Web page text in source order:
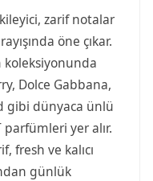
zarif notalar
öne çıkar.
koleksiyonunda
Dolce Gabbana,
gibi dünyaca ünlü
parfümleri yer alır.
fresh ve kalıcı
günlük